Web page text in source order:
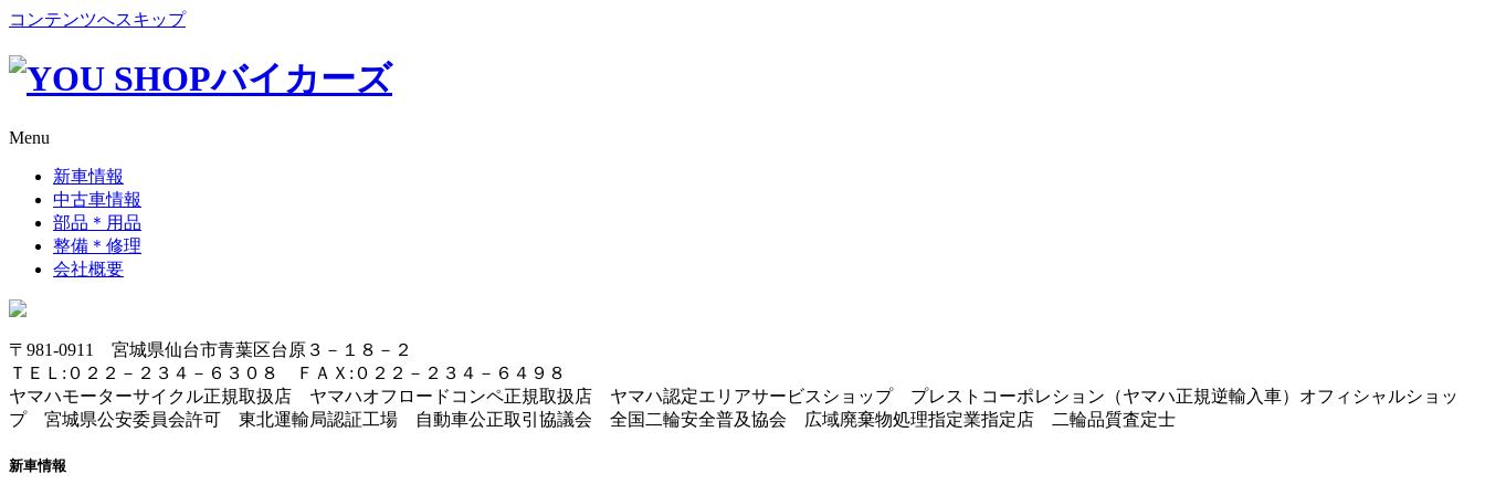
コンテンツへスキップ
Menu
新車情報
中古車情報
部品＊用品
整備＊修理
会社概要
〒981-0911 宮城県仙台市青葉区台原３－１８－２
ＴＥＬ:０２２－２３４－６３０８ ＦＡＸ:０２２－２３４－６４９８
ヤマハモーターサイクル正規取扱店 ヤマハオフロードコンペ正規取扱店 ヤマハ認定エリアサービスショップ プレストコーポレション（ヤマハ正規逆輸入車）オフィシャルショッ
プ 宮城県公安委員会許可 東北運輸局認証工場 自動車公正取引協議会 全国二輪安全普及協会 広域廃棄物処理指定業指定店 二輪品質査定士
新車情報